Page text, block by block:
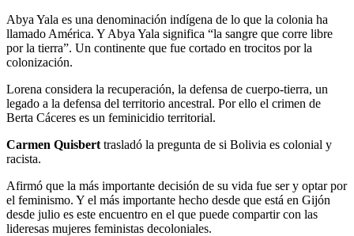
Abya Yala es una denominación indígena de lo que la colonia ha
llamado América. Y Abya Yala significa “la sangre que corre libre
por la tierra”. Un continente que fue cortado en trocitos por la
colonización.
Lorena considera la recuperación, la defensa de cuerpo-tierra, un
legado a la defensa del territorio ancestral. Por ello el crimen de
Berta Cáceres es un feminicidio territorial.
Carmen Quisbert trasladó la pregunta de si Bolivia es colonial y
racista.
Afirmó que la más importante decisión de su vida fue ser y optar por
el feminismo. Y el más importante hecho desde que está en Gijón
desde julio es este encuentro en el que puede compartir con las
lideresas mujeres feministas decoloniales.